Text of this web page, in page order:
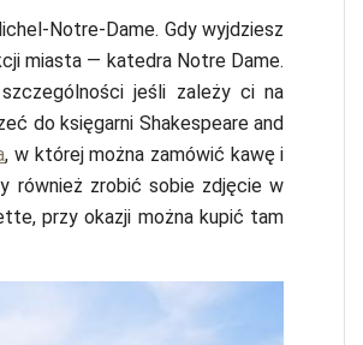
Notre-Dame. Gdy wyjdziesz
miasta — katedra Notre Dame.
jeśli zależy ci na
do księgarni Shakespeare and
, w której można zamówić kawę i
również zrobić sobie zdjęcie w
przy okazji można kupić tam